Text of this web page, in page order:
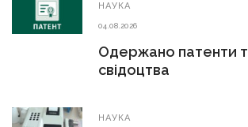
НАУКА
04.08.2026
Одержано патенти
свідоцтва
НАУКА